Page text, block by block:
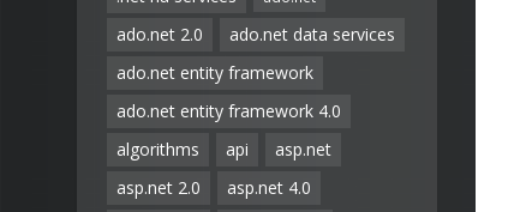
ado.net 2.0
ado.net data services
ado.net entity framework
ado.net entity framework 4.0
algorithms
api
asp.net
asp.net 2.0
asp.net 4.0